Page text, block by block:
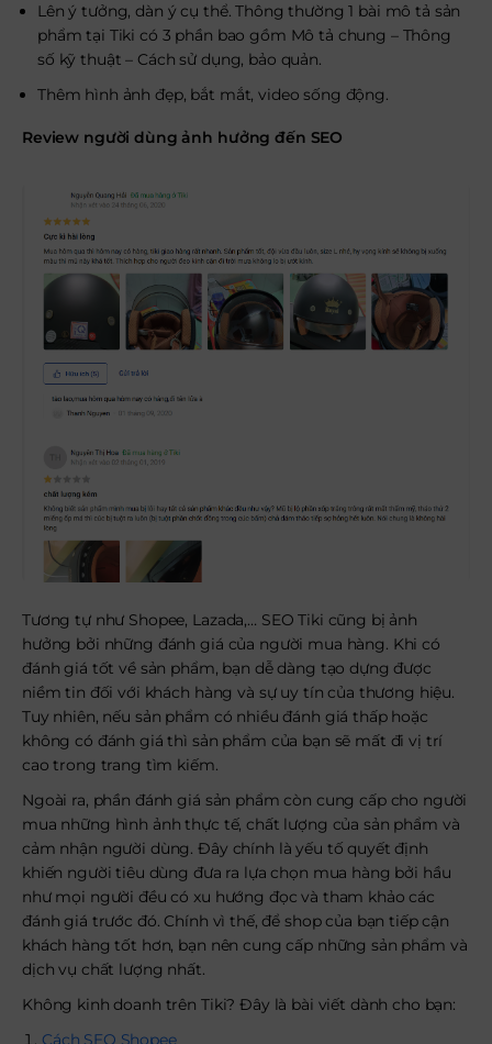
Lên ý tưởng, dàn ý cụ thể. Thông thường 1 bài mô tả sản
phẩm tại Tiki có 3 phần bao gồm Mô tả chung – Thông
số kỹ thuật – Cách sử dụng, bảo quản.
Thêm hình ảnh đẹp, bắt mắt, video sống động.
Review người dùng ảnh hưởng đến SEO
Tương tự như Shopee, Lazada,… SEO Tiki cũng bị ảnh
hưởng bởi những đánh giá của người mua hàng. Khi có
đánh giá tốt về sản phẩm, bạn dễ dàng tạo dựng được
niềm tin đối với khách hàng và sự uy tín của thương hiệu.
Tuy nhiên, nếu sản phẩm có nhiều đánh giá thấp hoặc
không có đánh giá thì sản phẩm của bạn sẽ mất đi vị trí
cao trong trang tìm kiếm.
Ngoài ra, phần đánh giá sản phẩm còn cung cấp cho người
mua những hình ảnh thực tế, chất lượng của sản phẩm và
cảm nhận người dùng. Đây chính là yếu tố quyết định
khiến người tiêu dùng đưa ra lựa chọn mua hàng bởi hầu
như mọi người đều có xu hướng đọc và tham khảo các
đánh giá trước đó. Chính vì thế, để shop của bạn tiếp cận
khách hàng tốt hơn, bạn nên cung cấp những sản phẩm và
dịch vụ chất lượng nhất.
Không kinh doanh trên Tiki? Đây là bài viết dành cho bạn:
Cách SEO Shopee